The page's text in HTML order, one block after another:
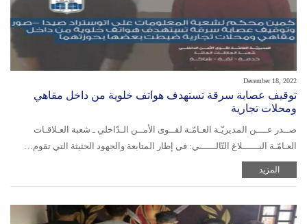
December 18, 2022
توقيف عصابة سرقة تستهدف هواتف خلوية من داخل مقاهي
ومحلات تجارية
صــدر عــــن المديريّـة العـامّـة لقــوى الأمــن الـدّاخلي ـ شعبة العـلاقـات
العـامّـة البــــــلاغ التّالــــــي: في إطار المتابعة والجهود الحثيثة التي تقوم…
المزيد